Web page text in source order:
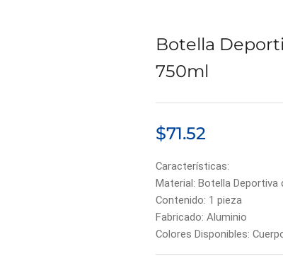
Botella
750ml
$71.52
Características:
Material: Botella Deportiva
Contenido: 1 pieza
Fabricado: Aluminio
Colores Disponibles: